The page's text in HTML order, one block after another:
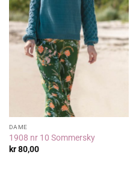
DAME
1908 nr 10 Sommersky
kr80,00